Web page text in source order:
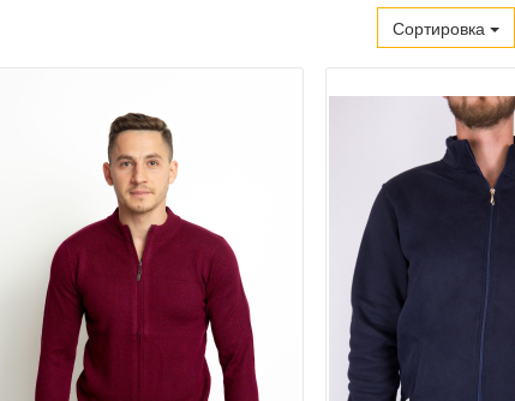
Сортировка